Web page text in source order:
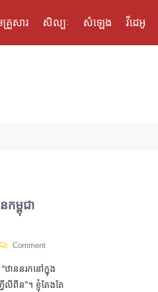
គ្រួសារ សិល្បៈ សំឡេង វីដេអូ
ម្ពុជា
Comment
ឋាននរកនៅក្នុង
ពីន”។ ខ្ញុំតែងតែ